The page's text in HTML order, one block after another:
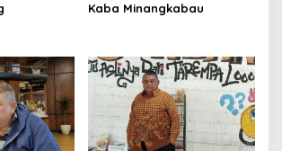
Kaba Minangkabau